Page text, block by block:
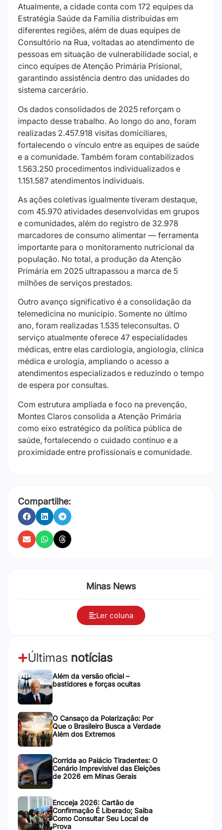
Atualmente, a cidade conta com 172 equipes da
Estratégia Saúde da Família distribuídas em
diferentes regiões, além de duas equipes de
Consultório na Rua, voltadas ao atendimento de
pessoas em situação de vulnerabilidade social, e
cinco equipes de Atenção Primária Prisional,
garantindo assistência dentro das unidades do
sistema carcerário.
Os dados consolidados de 2025 reforçam o
impacto desse trabalho. Ao longo do ano, foram
realizadas 2.457.918 visitas domiciliares,
fortalecendo o vínculo entre as equipes de saúde
e a comunidade. Também foram contabilizados
1.563.250 procedimentos individualizados e
1.151.587 atendimentos individuais.
As ações coletivas igualmente tiveram destaque,
com 45.970 atividades desenvolvidas em grupos
e comunidades, além do registro de 32.978
marcadores de consumo alimentar — ferramenta
importante para o monitoramento nutricional da
população. No total, a produção da Atenção
Primária em 2025 ultrapassou a marca de 5
milhões de serviços prestados.
Outro avanço significativo é a consolidação da
telemedicina no município. Somente no último
ano, foram realizadas 1.535 teleconsultas. O
serviço atualmente oferece 47 especialidades
médicas, entre elas cardiologia, angiologia, clínica
médica e urologia, ampliando o acesso a
atendimentos especializados e reduzindo o tempo
de espera por consultas.
Com estrutura ampliada e foco na prevenção,
Montes Claros consolida a Atenção Primária
como eixo estratégico da política pública de
saúde, fortalecendo o cuidado contínuo e a
proximidade entre profissionais e comunidade.
Compartilhe:
Minas News
Ler coluna
Últimas notícias
Além da versão oficial –
bastidores e forças ocultas
O Cansaço da Polarização: Por
Que o Brasileiro Busca a Verdade
Além dos Extremos
Corrida ao Palácio Tiradentes: O
Cenário Imprevisível das Eleições
de 2026 em Minas Gerais
Encceja 2026: Cartão de
Confirmação É Liberado; Saiba
Como Consultar Seu Local de
Prova